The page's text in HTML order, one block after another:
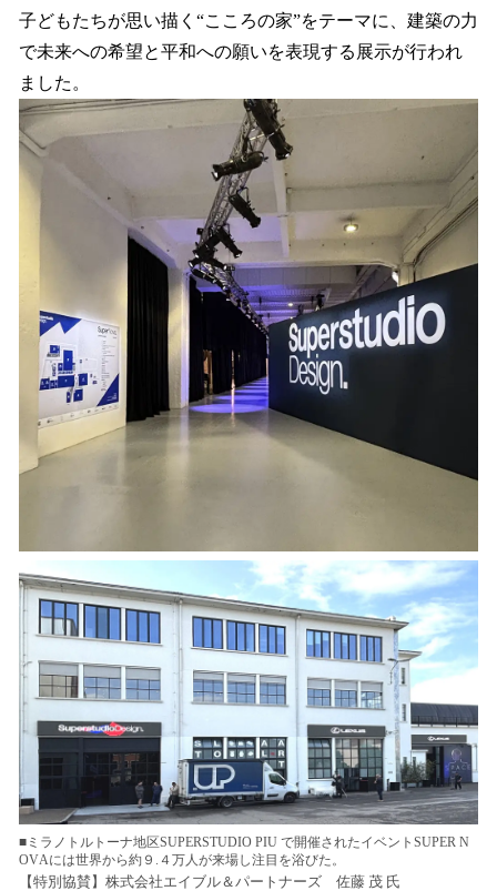
子どもたちが思い描く“こころの家”をテーマに、建築の力
で未来への希望と平和への願いを表現する展示が行われ
ました。
■ミラノトルトーナ地区SUPERSTUDIO PIU で開催されたイベントSUPER N
OVAには世界から約９.４万人が来場し注目を浴びた。
【特別協賛】株式会社エイブル＆パートナーズ 佐藤 茂 氏